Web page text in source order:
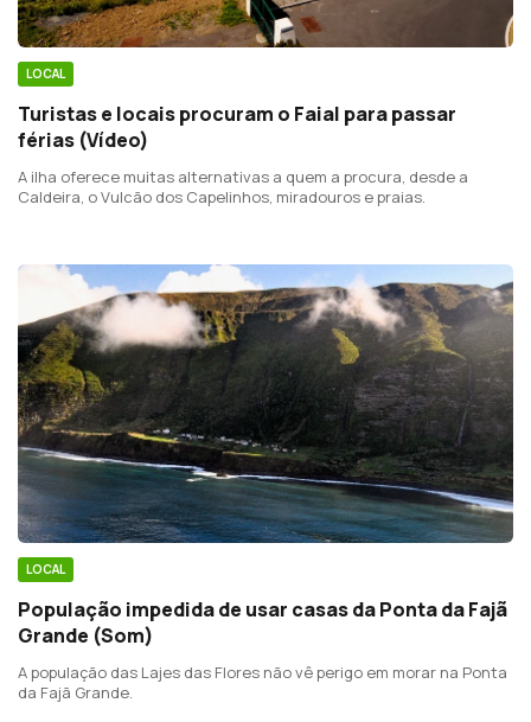
LOCAL
Turistas e locais procuram o Faial para passar
férias (Vídeo)
A ilha oferece muitas alternativas a quem a procura, desde a
Caldeira, o Vulcão dos Capelinhos, miradouros e praias.
LOCAL
População impedida de usar casas da Ponta da Fajã
Grande (Som)
A população das Lajes das Flores não vê perigo em morar na Ponta
da Fajã Grande.